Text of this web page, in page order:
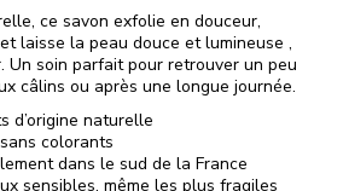
ce savon exfolie en douceur,
laisse la peau douce et lumineuse ,
Un soin parfait pour retrouver un peu
câlins ou après une longue journée.
d’origine naturelle
colorants
dans le sud de la France
sensibles, même les plus fragiles